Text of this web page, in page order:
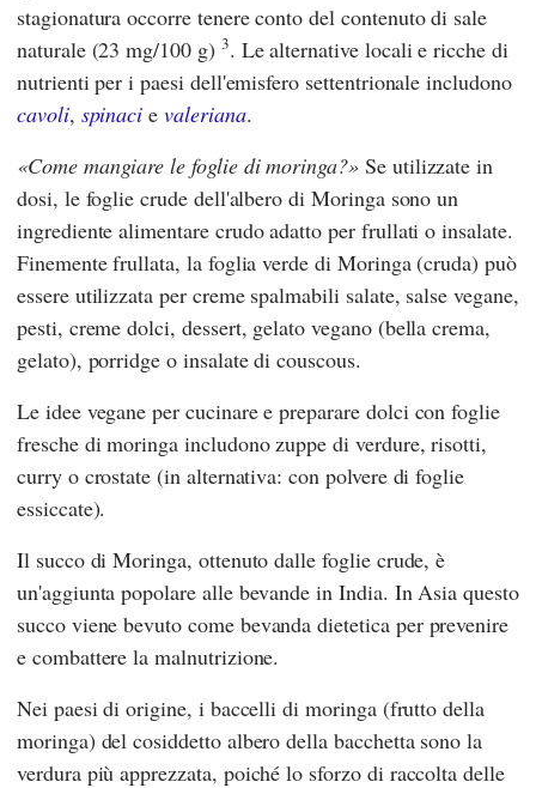
stagionatura occorre tenere conto del contenuto di sale
naturale (23 mg/100 g) 3. Le alternative locali e ricche di
nutrienti per i paesi dell'emisfero settentrionale includono
cavoli, spinaci evaleriana.
Come mangiare le foglie di moringa? Se utilizzate in
dosi, le foglie crude dell'albero di Moringa sono un
ingrediente alimentare crudo adatto per frullati o insalate.
Finemente frullata, la foglia verde di Moringa (cruda) può
essere utilizzata per creme spalmabili salate, salse vegane,
pesti, creme dolci, dessert, gelato vegano (bella crema,
gelato), porridge o insalate di couscous.
Le idee vegane per cucinare e preparare dolci con foglie
fresche di moringa includono zuppe di verdure, risotti,
curry o crostate (in alternativa: con polvere di foglie
essiccate).
Il succo di Moringa, ottenuto dalle foglie crude, è
un'aggiunta popolare alle bevande in India. In Asia questo
succo viene bevuto come bevanda dietetica per prevenire
e combattere la malnutrizione.
Nei paesi di origine, i baccelli di moringa (frutto della
moringa) del cosiddetto albero della bacchetta sono la
verdura più apprezzata, poiché lo sforzo di raccolta delle